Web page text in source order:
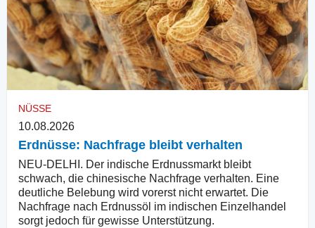
NÜSSE
10.08.2026
Erdnüsse: Nachfrage bleibt verhalten
NEU-DELHI. Der indische Erdnussmarkt bleibt
schwach, die chinesische Nachfrage verhalten. Eine
deutliche Belebung wird vorerst nicht erwartet. Die
Nachfrage nach Erdnussöl im indischen Einzelhandel
sorgt jedoch für gewisse Unterstützung.